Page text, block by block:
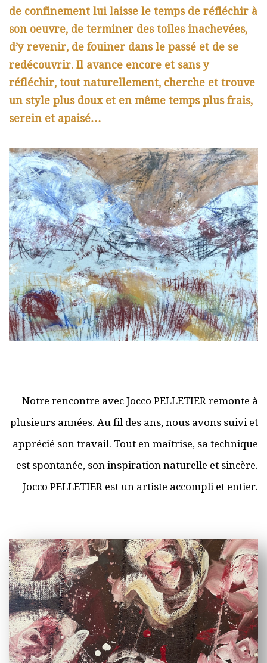
de confinement lui laisse le temps de réfléchir à
son oeuvre, de terminer des toiles inachevées,
d’y revenir, de fouiner dans le passé et de se
redécouvrir. Il avance encore et sans y
réfléchir, tout naturellement, cherche et trouve
un style plus doux et en même temps plus frais,
serein et apaisé…
Notre rencontre avec Jocco PELLETIER remonte à
plusieurs années. Au fil des ans, nous avons suivi et
apprécié son travail. Tout en maîtrise, sa technique
est spontanée, son inspiration naturelle et sincère.
Jocco PELLETIER est un artiste accompli et entier.